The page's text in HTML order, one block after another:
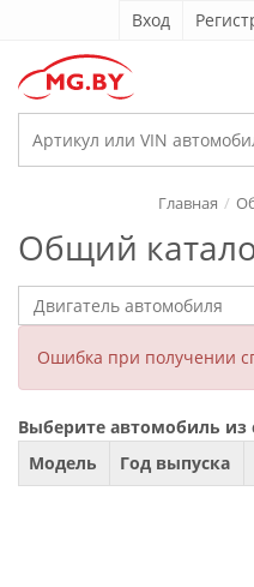
Вход
Общий
Главная
Ошибка при получении
Выберите автомобиль из
Модель
Год выпуска